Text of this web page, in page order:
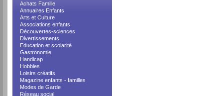
Achats Famille
Annuaires Enfants
Arts et Culture
Associations enfants
Découvertes-sciences
Divertissements
Education et scolarité
Gastronomie
Handicap
Hobbies
Loisirs créatifs
Magazine enfants - familles
Modes de Garde
Réseau social